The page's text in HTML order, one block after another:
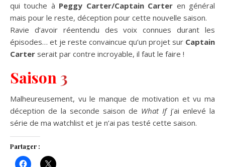
qui touche à Peggy Carter/Captain Carter en général
mais pour le reste, déception pour cette nouvelle saison.
Ravie d’avoir réentendu des voix connues durant les
épisodes… et je reste convaincue qu’un projet sur Captain
Carter serait par contre incroyable, il faut le faire !
Saison 3
Malheureusement, vu le manque de motivation et vu ma
déception de la seconde saison de What Ifj’ai enlevé la
série de ma watchlist et je n’ai pas testé cette saison.
Partager :